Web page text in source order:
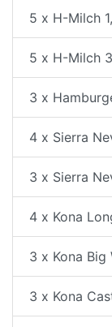
5 x H-Milch
5 x H-Milch
3 x
4 x Sierra
3 x Sierra
4 x Kona
3 x Kona Big
3 x Kona